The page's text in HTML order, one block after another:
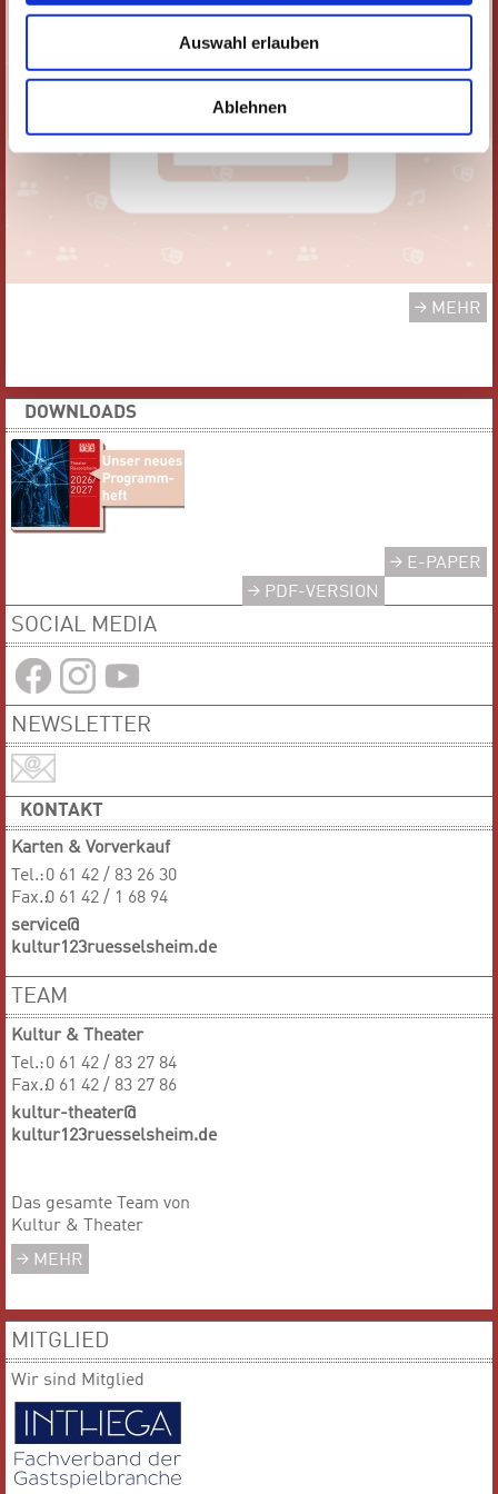
Auswahl erlauben
Ablehnen
MEHR
DOWNLOADS
E-PAPER
PDF-VERSION
SOCIAL MEDIA
NEWSLETTER
KONTAKT
Karten & Vorverkauf
Tel.:0 61 42 / 83 26 30
Fax.:0 61 42 / 1 68 94
service@
kultur123ruesselsheim.de
TEAM
Kultur & Theater
Tel.:0 61 42 / 83 27 84
Fax.:0 61 42 / 83 27 86
kultur-theater@
kultur123ruesselsheim.de
Das gesamte Team von
Kultur & Theater
MEHR
MITGLIED
Wir sind Mitglied